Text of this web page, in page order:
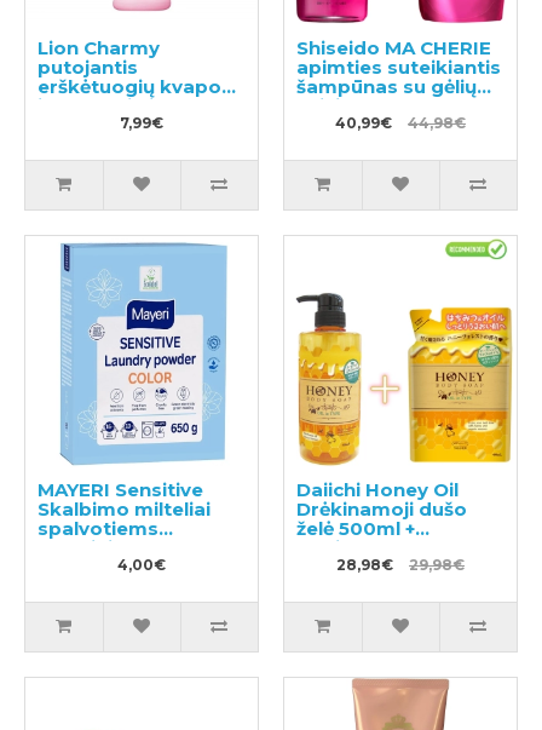
Lion Charmy
putojantis
erškėtuogių kvapo
indų ploviklis 240ml
7,99€
Shiseido MA CHERIE
apimties suteikiantis
šampūnas su gėlių
vaisių kvapu 450ml +
papildymas 380ml
40,99€ 44,98€
MAYERI Sensitive
Skalbimo milteliai
spalvotiems
skalbiniams 650g
4,00€
Daiichi Honey Oil
Drėkinamoji dušo
želė 500ml +
papildymas 400ml
28,98€ 29,98€